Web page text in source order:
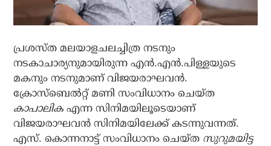
പ്രശസ്ത മലയാളചലച്ചിത്ര നടനും
നടകാചാര്യനുമായിരുന്ന എന്‍.എന്‍.പിള്ളയുടെ
മകനും നടനുമാണ് വിജയരാഘവന്‍.
ക്രോസ്‌ബെല്‍റ്റ് മണി സംവിധാനം ചെയ്ത
കാപാലിക എന്ന സിനിമയിലൂടെയാണ്
വിജയരാഘവന്‍ സിനിമയിലേക്ക് കടന്നുവന്നത്.
എസ്. കൊന്നനാട്ട് സംവിധാനം ചെയ്ത സുറുമയിട്ട